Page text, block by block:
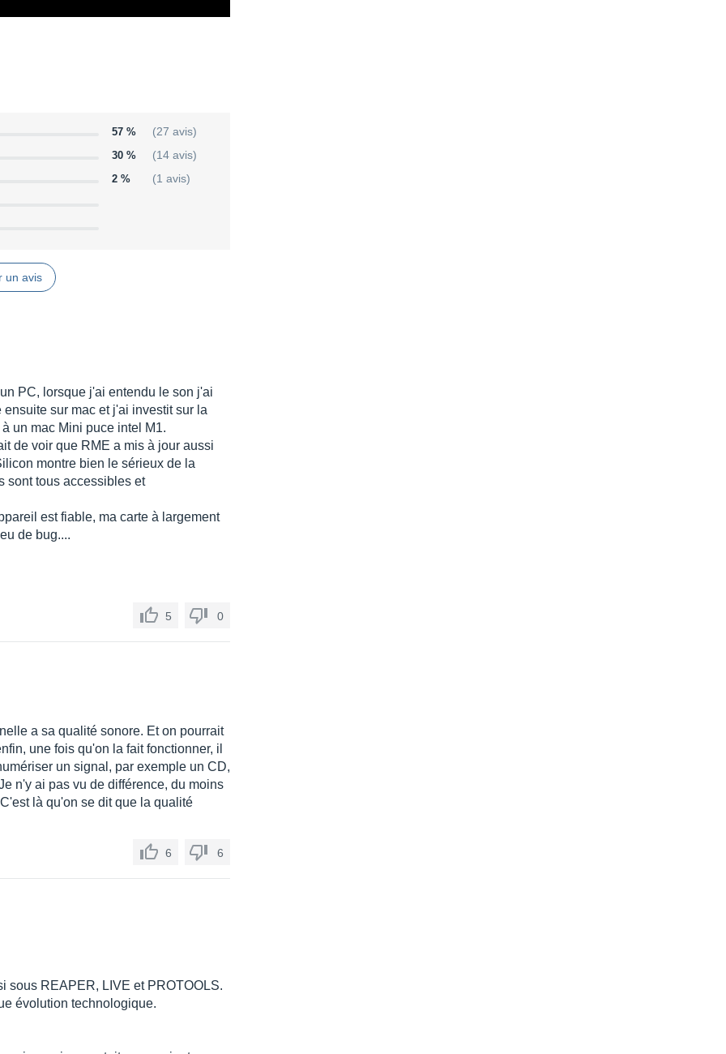
57 % (27 avis)
30 % (14 avis)
2 % (1 avis)
un avis
PC, lorsque j'ai entendu le son j'ai
sur mac et j'ai investit sur la
un mac Mini puce intel M1.
de voir que RME a mis à jour aussi
montre bien le sérieux de la
sont tous accessibles et
est fiable, ma carte à largement
de bug....
5 0
a sa qualité sonore. Et on pourrait
une fois qu'on la fait fonctionner, il
un signal, par exemple un CD,
n'y ai pas vu de différence, du moins
là qu'on se dit que la qualité
6 6
sous REAPER, LIVE et PROTOOLS.
évolution technologique.